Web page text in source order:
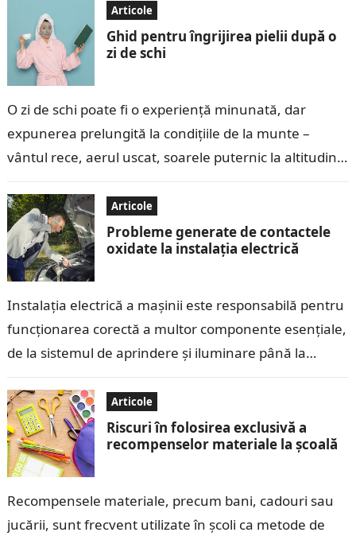
Articole
Ghid pentru îngrijirea pielii după o
zi de schi
O zi de schi poate fi o experiență minunată, dar
expunerea prelungită la condițiile de la munte –
vântul rece, aerul uscat, soarele puternic la altitudini
Articole
Probleme generate de contactele
oxidate la instalația electrică
Instalația electrică a mașinii este responsabilă pentru
funcționarea corectă a multor componente esențiale,
de la sistemul de aprindere și iluminare până la
electrice, care…
Articole
Riscuri în folosirea exclusivă a
recompenselor materiale la școală
Recompensele materiale, precum bani, cadouri sau
jucării, sunt frecvent utilizate în școli ca metode de